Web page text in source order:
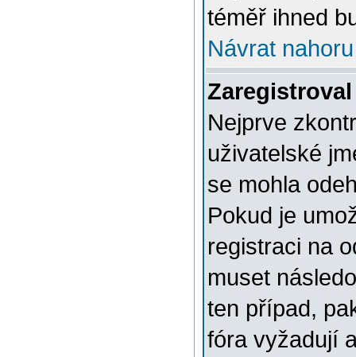
téměř ihned
Návrat nahoru
Nejprve
uživatelské
se mohla
Pokud je
registraci na
muset
ten případ,
fóra vyžadují